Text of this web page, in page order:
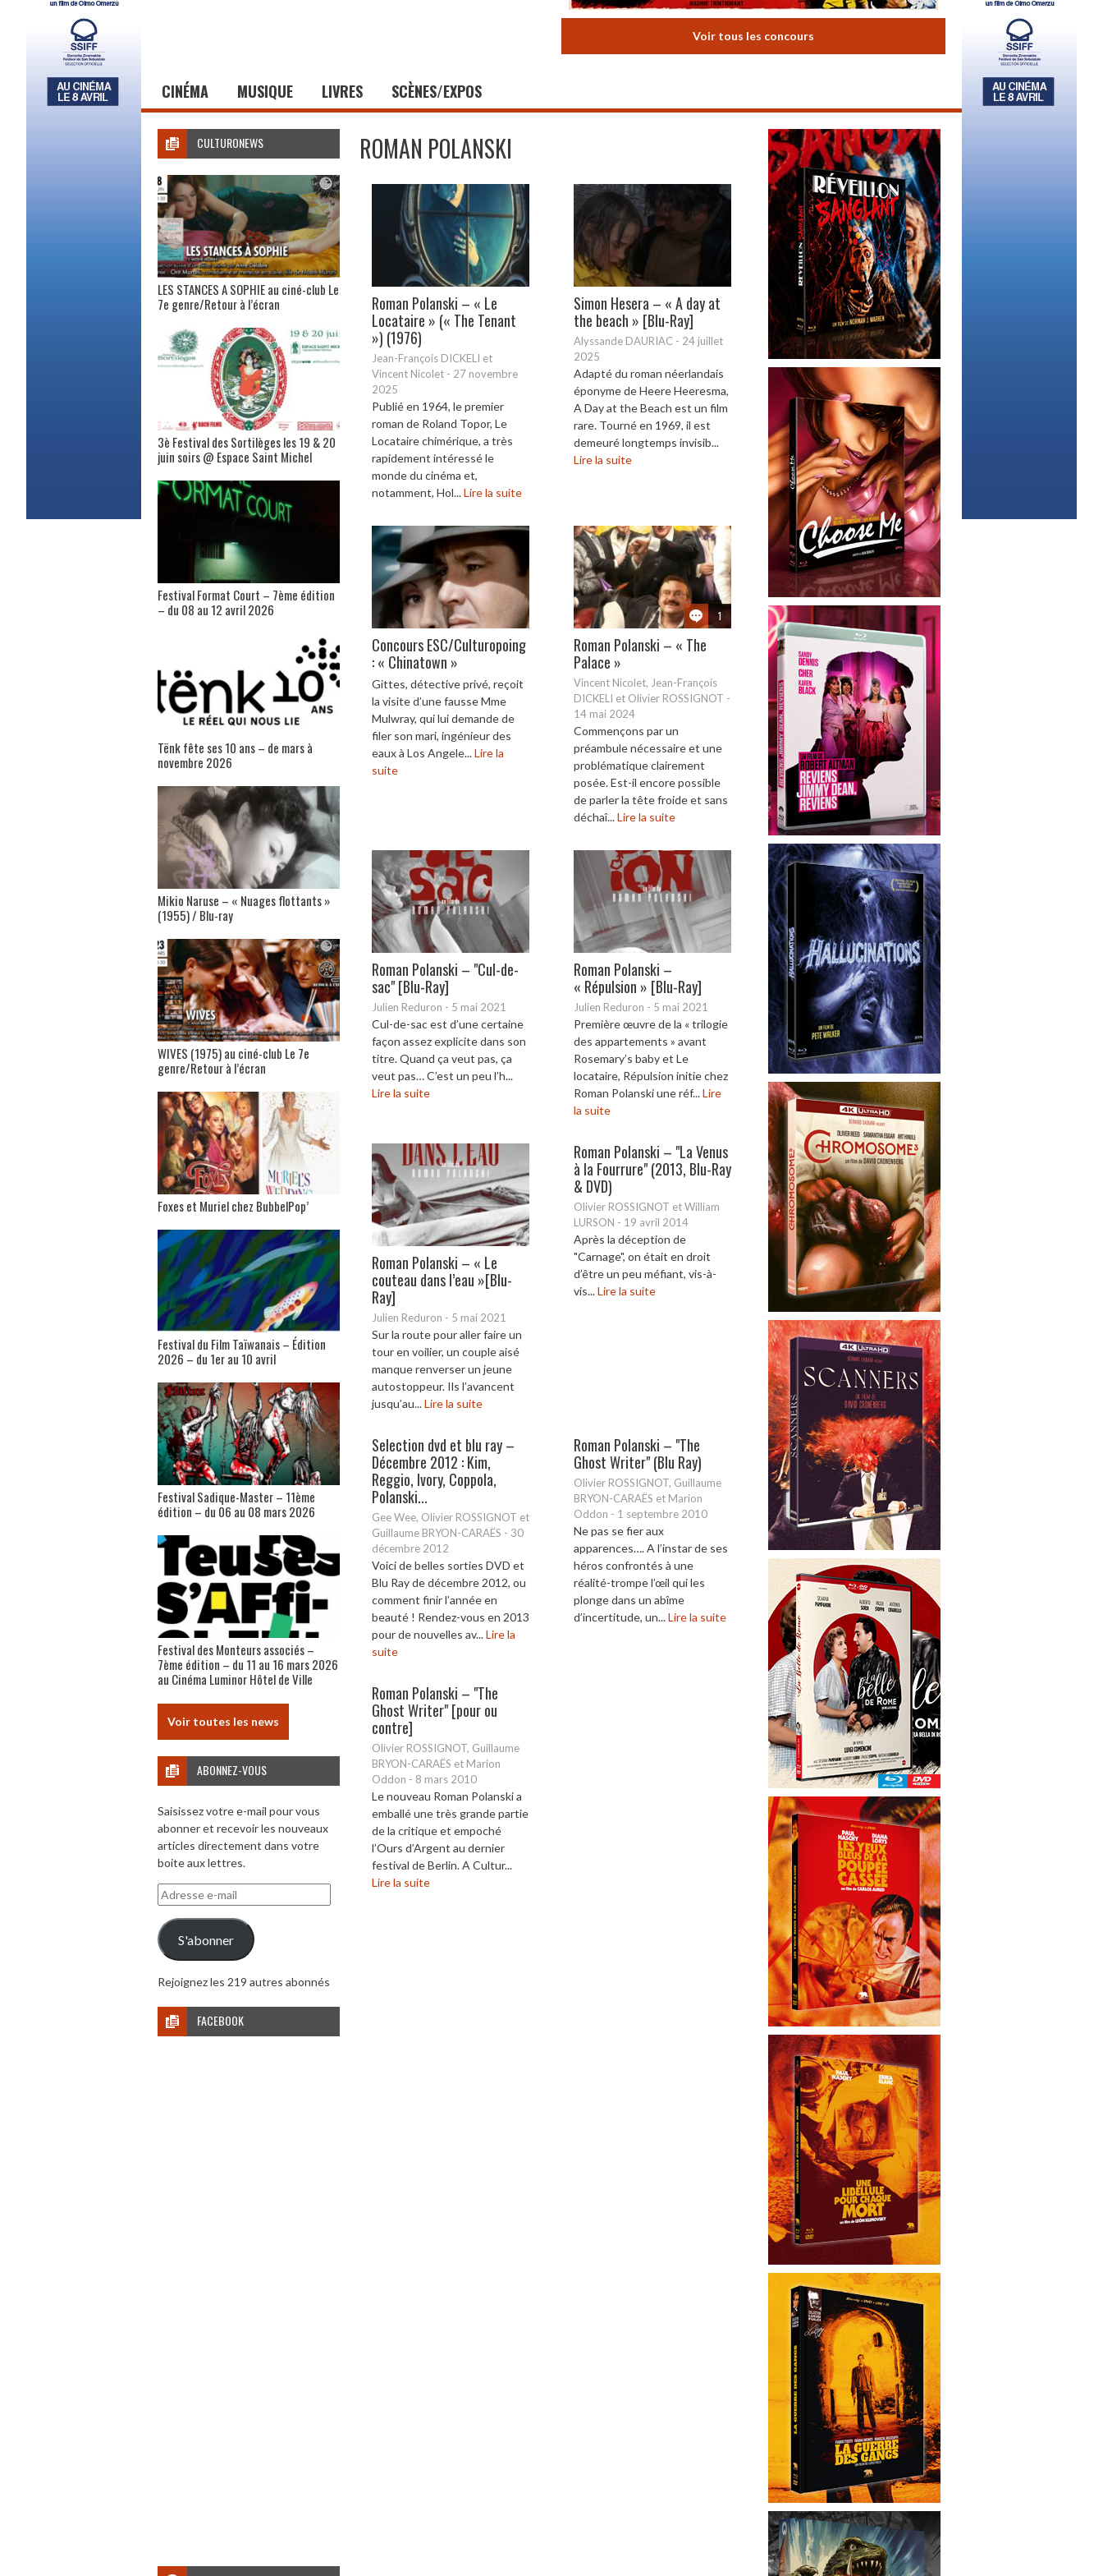
Voir tous les concours
CINÉMA MUSIQUE LIVRES SCÈNES/EXPOS
ROMAN POLANSKI
Roman Polanski – « Le
Locataire » (« The Tenant
») (1976)
Jean-François DICKELI et
Vincent Nicolet - 27 novembre
2025
Publié en 1964, le premier
roman de Roland Topor, Le
Locataire chimérique, a très
rapidement intéressé le
monde du cinéma et,
notamment, Hol...Lire la suite
Simon Hesera – « A day at
the beach » [Blu-Ray]
Alyssande DAURIAC - 24 juillet
2025
Adapté du roman néerlandais
éponyme de Heere Heeresma,
A Day at the Beach est un film
rare. Tourné en 1969, il est
demeuré longtemps invisib...
Lire la suite
Concours ESC/Culturopoing
: « Chinatown »
Gittes, détective privé, reçoit
la visite d’une fausse Mme
Mulwray, qui lui demande de
filer son mari, ingénieur des
eaux à Los Angele...Lire la
suite
1
Roman Polanski – « The
Palace »
Vincent Nicolet, Jean-François
DICKELI et Olivier ROSSIGNOT -
14 mai 2024
Commençons par un
préambule nécessaire et une
problématique clairement
posée. Est-il encore possible
de parler la tête froide et sans
déchaî...Lire la suite
Roman Polanski – "Cul-de-
sac" [Blu-Ray]
Julien Reduron - 5 mai 2021
Cul-de-sac est d’une certaine
façon assez explicite dans son
titre. Quand ça veut pas, ça
veut pas… C’est un peu l’h...
Lire la suite
Roman Polanski –
« Répulsion » [Blu-Ray]
Julien Reduron - 5 mai 2021
Première œuvre de la « trilogie
des appartements » avant
Rosemary’s baby et Le
locataire, Répulsion initie chez
Roman Polanski une réf...Lire
la suite
Roman Polanski – « Le
couteau dans l’eau »[Blu-
Ray]
Julien Reduron - 5 mai 2021
Sur la route pour aller faire un
tour en voilier, un couple aisé
manque renverser un jeune
autostoppeur. Ils l’avancent
jusqu’au...Lire la suite
Roman Polanski – "La Venus
à la Fourrure" (2013, Blu-Ray
& DVD)
Olivier ROSSIGNOT et William
LURSON - 19 avril 2014
Après la déception de
"Carnage", on était en droit
d’être un peu méfiant, vis-à-
vis...Lire la suite
Selection dvd et blu ray –
Décembre 2012 : Kim,
Reggio, Ivory, Coppola,
Polanski...
Gee Wee, Olivier ROSSIGNOT et
Guillaume BRYON-CARAËS - 30
décembre 2012
Voici de belles sorties DVD et
Blu Ray de décembre 2012, ou
comment finir l’année en
beauté ! Rendez-vous en 2013
pour de nouvelles av...Lire la
suite
Roman Polanski – "The
Ghost Writer" (Blu Ray)
Olivier ROSSIGNOT, Guillaume
BRYON-CARAËS et Marion
Oddon - 1 septembre 2010
Ne pas se fier aux
apparences…. A l’instar de ses
héros confrontés à une
réalité-trompe l’œil qui les
plonge dans un abîme
d’incertitude, un...Lire la suite
Roman Polanski – "The
Ghost Writer" [pour ou
contre]
Olivier ROSSIGNOT, Guillaume
BRYON-CARAËS et Marion
Oddon - 8 mars 2010
Le nouveau Roman Polanski a
emballé une très grande partie
de la critique et empoché
l’Ours d’Argent au dernier
festival de Berlin. A Cultur...
Lire la suite
CULTURONEWS
LES STANCES A SOPHIE au ciné-club Le
7e genre/Retour à l’écran
3è Festival des Sortilèges les 19 & 20
juin soirs @ Espace Saint Michel
Festival Format Court – 7ème édition
– du 08 au 12 avril 2026
Tënk fête ses 10 ans – de mars à
novembre 2026
Mikio Naruse – « Nuages flottants »
(1955) / Blu-ray
WIVES (1975) au ciné-club Le 7e
genre/Retour à l’écran
Foxes et Muriel chez BubbelPop’
Festival du Film Taïwanais – Édition
2026 – du 1er au 10 avril
Festival Sadique-Master – 11ème
édition – du 06 au 08 mars 2026
Festival des Monteurs associés –
7ème édition – du 11 au 16 mars 2026
au Cinéma Luminor Hôtel de Ville
Voir toutes les news
ABONNEZ-VOUS
Saisissez votre e-mail pour vous
abonner et recevoir les nouveaux
articles directement dans votre
boite aux lettres.
Adresse
e-
mail
S'abonner
Rejoignez les 219 autres abonnés
FACEBOOK